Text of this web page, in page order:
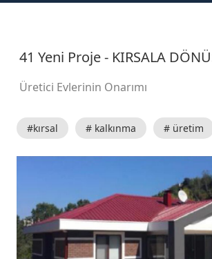
41 Yeni Proje - KIRSALA
Üretici Evlerinin Onarımı
#kırsal # kalkınma # üretim